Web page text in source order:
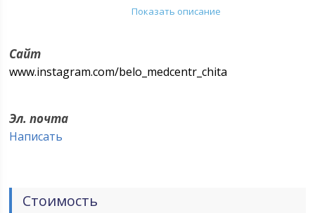
Показать описание
Сайт
www.instagram.com/belo_medcentr_chita
Эл. почта
Написать
Стоимость